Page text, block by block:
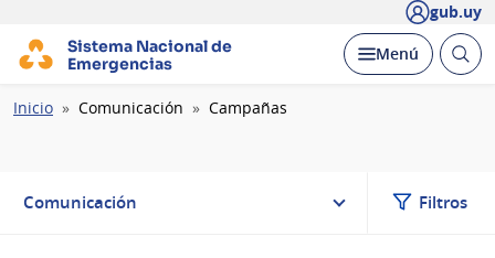
gub.uy
Sistema Nacional de
Emergencias
Desplegar
Menú Abrir
Ruta
Inicio Comunicación Campañas
Comunicación Filtros